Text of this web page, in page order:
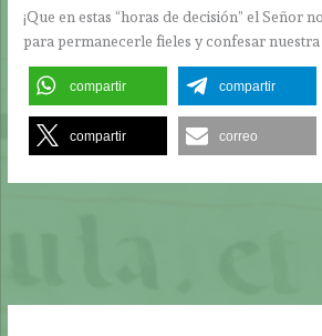
¡Que en estas “horas de decisión” el Señor
para permanecerle fieles y confesar nuestra
compartir compartir
compartir correo